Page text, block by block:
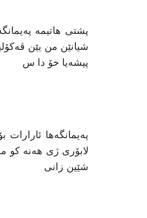
پشتی هاتیمە
شیانێن من یێن
پیشەیا خۆ دا س
پەیمانگەها
لابۆری ژی هەنە کو
شێین زانی